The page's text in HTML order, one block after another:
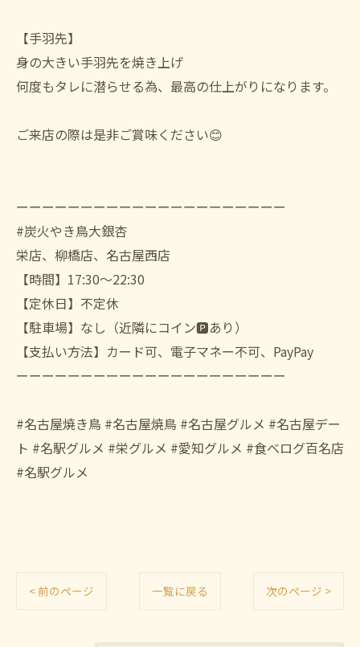
【手羽先】
身の大きい手羽先を焼き上げ
何度もタレに潜らせる為、最高の仕上がりになります。
ご来店の際は是非ご賞味ください😊
ーーーーーーーーーーーーーーーーーーーーー
#炭火やき鳥大銀杏
栄店、柳橋店、名古屋西店
【時間】17:30〜22:30
【定休日】不定休
【駐車場】なし（近隣にコイン🅿️あり）
【支払い方法】カード可、電子マネー不可、PayPay
ーーーーーーーーーーーーーーーーーーーーー
#名古屋焼き鳥 #名古屋焼鳥 #名古屋グルメ #名古屋デー
ト #名駅グルメ #栄グルメ #愛知グルメ #食べログ百名店
#名駅グルメ
< 前のページ 一覧に戻る 次のページ >